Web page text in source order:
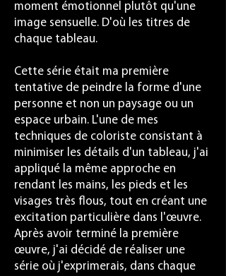
moment émotionnel plutôt qu'une
image sensuelle. D'où les titres de
chaque tableau.
Cette série était ma première
tentative de peindre la forme d'une
personne et non un paysage ou un
espace urbain. L'une de mes
techniques de coloriste consistant à
minimiser les détails d'un tableau, j'ai
appliqué la même approche en
rendant les mains, les pieds et les
visages très flous, tout en créant une
excitation particulière dans l'œuvre.
Après avoir terminé la première
œuvre, j'ai décidé de réaliser une
série où j'exprimerais, dans chaque